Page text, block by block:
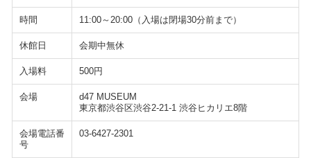
時間 11:00～20:00（入場は閉場30分前まで）
休館日 会期中無休
入場料 500円
会場
d47 MUSEUM
東京都渋谷区渋谷2-21-1 渋谷ヒカリエ8階
会場電話番
号
03-6427-2301